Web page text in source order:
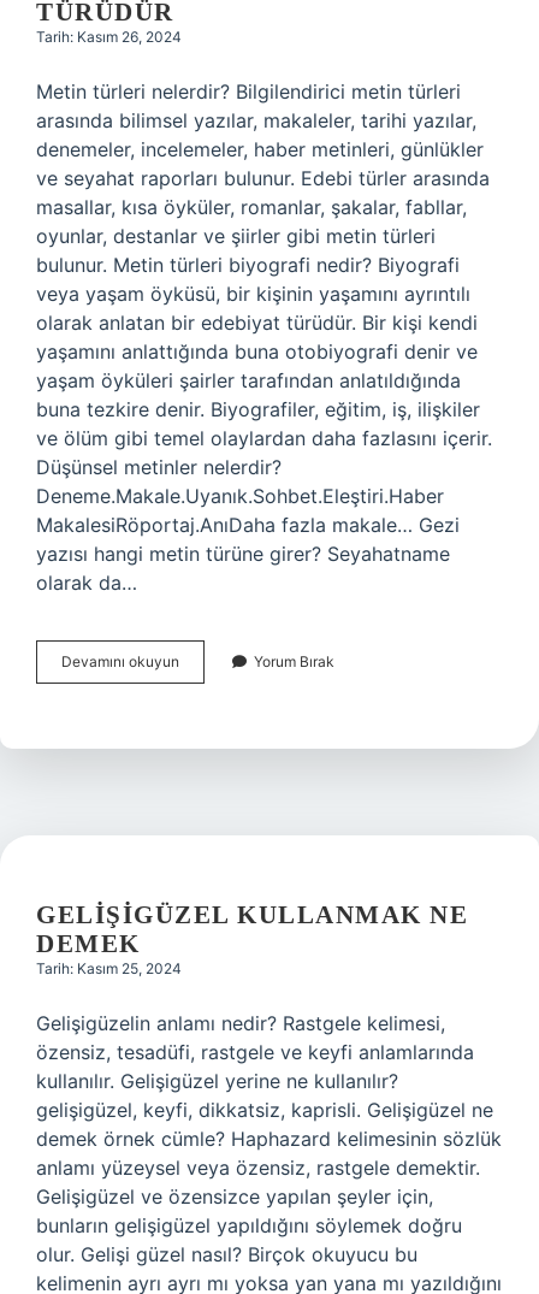
TÜRÜDÜR
Tarih: Kasım 26, 2024
Metin türleri nelerdir? Bilgilendirici metin türleri
arasında bilimsel yazılar, makaleler, tarihi yazılar,
denemeler, incelemeler, haber metinleri, günlükler
ve seyahat raporları bulunur. Edebi türler arasında
masallar, kısa öyküler, romanlar, şakalar, fabllar,
oyunlar, destanlar ve şiirler gibi metin türleri
bulunur. Metin türleri biyografi nedir? Biyografi
veya yaşam öyküsü, bir kişinin yaşamını ayrıntılı
olarak anlatan bir edebiyat türüdür. Bir kişi kendi
yaşamını anlattığında buna otobiyografi denir ve
yaşam öyküleri şairler tarafından anlatıldığında
buna tezkire denir. Biyografiler, eğitim, iş, ilişkiler
ve ölüm gibi temel olaylardan daha fazlasını içerir.
Düşünsel metinler nelerdir?
Deneme.Makale.Uyanık.Sohbet.Eleştiri.Haber
MakalesiRöportaj.AnıDaha fazla makale… Gezi
yazısı hangi metin türüne girer? Seyahatname
olarak da…
Devamını okuyun Belgesel
Hangi
Yorum Bırak
GELIŞIGÜZEL KULLANMAK NE
DEMEK
Tarih: Kasım 25, 2024
Gelişigüzelin anlamı nedir? Rastgele kelimesi,
özensiz, tesadüfi, rastgele ve keyfi anlamlarında
kullanılır. Gelişigüzel yerine ne kullanılır?
gelişigüzel, keyfi, dikkatsiz, kaprisli. Gelişigüzel ne
demek örnek cümle? Haphazard kelimesinin sözlük
anlamı yüzeysel veya özensiz, rastgele demektir.
Gelişigüzel ve özensizce yapılan şeyler için,
bunların gelişigüzel yapıldığını söylemek doğru
olur. Gelişi güzel nasıl? Birçok okuyucu bu
kelimenin ayrı ayrı mı yoksa yan yana mı yazıldığını